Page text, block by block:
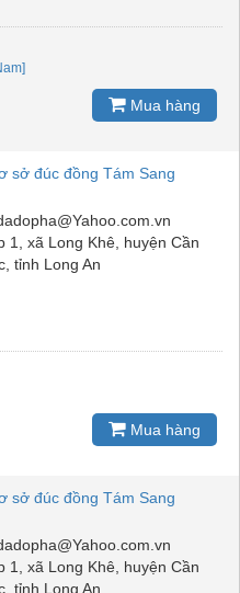
Mua hàng
sở đúc đồng Tám Sang
1, xã Long Khê, huyện Cần
tỉnh Long An
Mua hàng
sở đúc đồng Tám Sang
1, xã Long Khê, huyện Cần
tỉnh Long An